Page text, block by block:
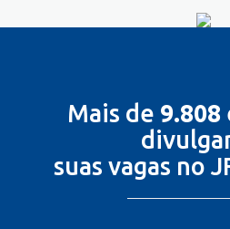
Mais de 9.808
suas vagas no